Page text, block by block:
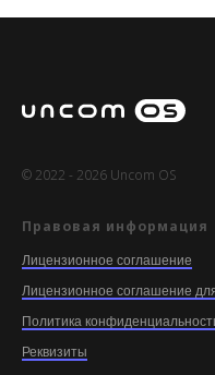
© 2022 - 2026 Uncom OS
Правовая информация
Лицензионное соглашение
Лицензионное соглашение
Политика
Реквизиты